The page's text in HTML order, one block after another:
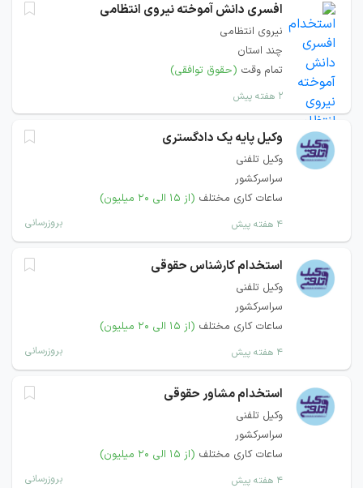
افسری دانش آموخته نیروی انتظامی
نیروی انتظامی
چند استان
تمام وقت (حقوق توافقی)
۲ هفته پیش
وکیل پایه یک دادگستری
وکیل تلفنی
سراسرکشور
ساعات کاری مختلف (از ۱۵ الی ۲۰ میلیون)
۴ هفته پیش بروزرسانی
استخدام کارشناس حقوقی
وکیل تلفنی
سراسرکشور
ساعات کاری مختلف (از ۱۵ الی ۲۰ میلیون)
۴ هفته پیش بروزرسانی
استخدام مشاور حقوقی
وکیل تلفنی
سراسرکشور
ساعات کاری مختلف (از ۱۵ الی ۲۰ میلیون)
۴ هفته پیش بروزرسانی